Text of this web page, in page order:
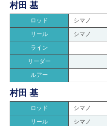
村田 基
ロッド シマノ
リール
シマノ
ライン
リーダー
ルアー
村田 基
ロッド シマノ
リール
シマノ